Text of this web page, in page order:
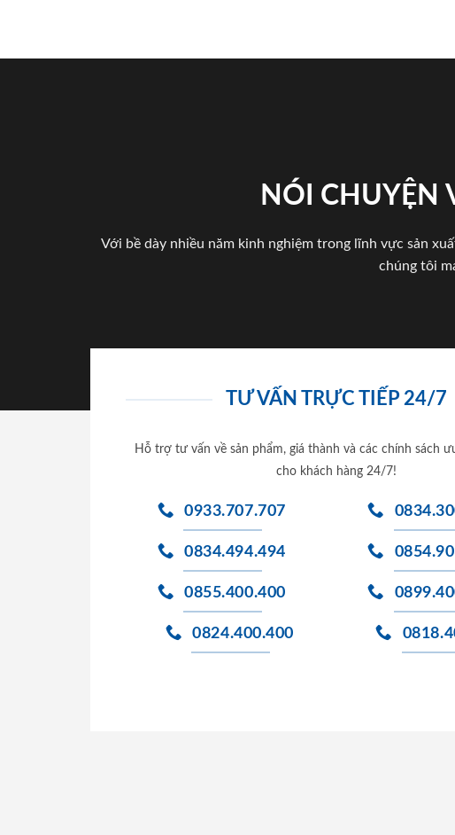
NÓI CHUYỆN
Với bề dày nhiều năm kinh nghiệm trong lĩnh vực sản
chúng tôi
TƯ VẤN TRỰC TIẾP 24/7
Hỗ trợ tư vấn về sản phẩm, giá thành và các chính sách
cho khách hàng 24/7!
0933.707.707
0834.494.494
0855.400.400
0824.400.400